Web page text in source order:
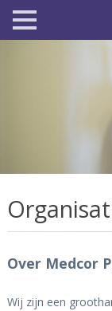
Over Medcor
Wij zijn een